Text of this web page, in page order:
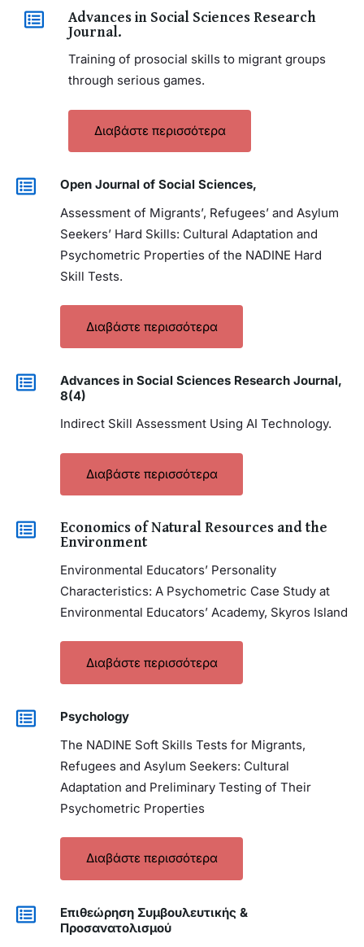
Advances in Social Sciences Research
Journal.
Training of prosocial skills to migrant groups
through serious games.
Διαβάστε περισσότερα
Open Journal of Social Sciences,
Assessment of Migrants’, Refugees’ and Asylum
Seekers’ Hard Skills: Cultural Adaptation and
Psychometric Properties of the NADINE Hard
Skill Tests.
Διαβάστε περισσότερα
Advances in Social Sciences Research Journal,
8(4)
Indirect Skill Assessment Using AI Technology.
Διαβάστε περισσότερα
Economics of Natural Resources and the
Environment
Environmental Educators’ Personality
Characteristics: A Psychometric Case Study at
Environmental Educators’ Academy, Skyros Island
Διαβάστε περισσότερα
Psychology
The NADINE Soft Skills Tests for Migrants,
Refugees and Asylum Seekers: Cultural
Adaptation and Preliminary Testing of Their
Psychometric Properties
Διαβάστε περισσότερα
Επιθεώρηση Συμβουλευτικής &
Προσανατολισμού